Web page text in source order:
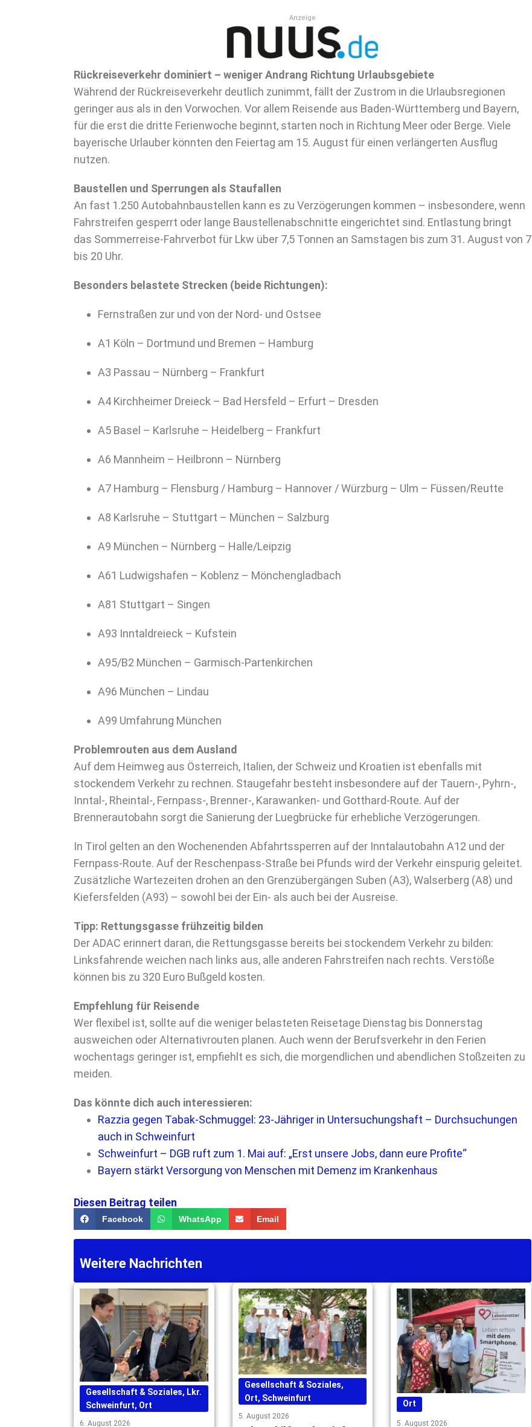
Anzeige
Rückreiseverkehr dominiert – weniger Andrang Richtung Urlaubsgebiete
Während der Rückreiseverkehr deutlich zunimmt, fällt der Zustrom in die Urlaubsregionen
geringer aus als in den Vorwochen. Vor allem Reisende aus Baden-Württemberg und Bayern,
für die erst die dritte Ferienwoche beginnt, starten noch in Richtung Meer oder Berge. Viele
bayerische Urlauber könnten den Feiertag am 15. August für einen verlängerten Ausflug
nutzen.
Baustellen und Sperrungen als Staufallen
An fast 1.250 Autobahnbaustellen kann es zu Verzögerungen kommen – insbesondere, wenn
Fahrstreifen gesperrt oder lange Baustellenabschnitte eingerichtet sind. Entlastung bringt
das Sommerreise-Fahrverbot für Lkw über 7,5 Tonnen an Samstagen bis zum 31. August von 7
bis 20 Uhr.
Besonders belastete Strecken (beide Richtungen):
Fernstraßen zur und von der Nord- und Ostsee
A1 Köln – Dortmund und Bremen – Hamburg
A3 Passau – Nürnberg – Frankfurt
A4 Kirchheimer Dreieck – Bad Hersfeld – Erfurt – Dresden
A5 Basel – Karlsruhe – Heidelberg – Frankfurt
A6 Mannheim – Heilbronn – Nürnberg
A7 Hamburg – Flensburg / Hamburg – Hannover / Würzburg – Ulm – Füssen/Reutte
A8 Karlsruhe – Stuttgart – München – Salzburg
A9 München – Nürnberg – Halle/Leipzig
A61 Ludwigshafen – Koblenz – Mönchengladbach
A81 Stuttgart – Singen
A93 Inntaldreieck – Kufstein
A95/B2 München – Garmisch-Partenkirchen
A96 München – Lindau
A99 Umfahrung München
Problemrouten aus dem Ausland
Auf dem Heimweg aus Österreich, Italien, der Schweiz und Kroatien ist ebenfalls mit
stockendem Verkehr zu rechnen. Staugefahr besteht insbesondere auf der Tauern-, Pyhrn-,
Inntal-, Rheintal-, Fernpass-, Brenner-, Karawanken- und Gotthard-Route. Auf der
Brennerautobahn sorgt die Sanierung der Luegbrücke für erhebliche Verzögerungen.
In Tirol gelten an den Wochenenden Abfahrtssperren auf der Inntalautobahn A12 und der
Fernpass-Route. Auf der Reschenpass-Straße bei Pfunds wird der Verkehr einspurig geleitet.
Zusätzliche Wartezeiten drohen an den Grenzübergängen Suben (A3), Walserberg (A8) und
Kiefersfelden (A93) – sowohl bei der Ein- als auch bei der Ausreise.
Tipp: Rettungsgasse frühzeitig bilden
Der ADAC erinnert daran, die Rettungsgasse bereits bei stockendem Verkehr zu bilden:
Linksfahrende weichen nach links aus, alle anderen Fahrstreifen nach rechts. Verstöße
können bis zu 320 Euro Bußgeld kosten.
Empfehlung für Reisende
Wer flexibel ist, sollte auf die weniger belasteten Reisetage Dienstag bis Donnerstag
ausweichen oder Alternativrouten planen. Auch wenn der Berufsverkehr in den Ferien
wochentags geringer ist, empfiehlt es sich, die morgendlichen und abendlichen Stoßzeiten zu
meiden.
Das könnte dich auch interessieren:
Razzia gegen Tabak-Schmuggel: 23-Jähriger in Untersuchungshaft – Durchsuchungen
auch in Schweinfurt
Schweinfurt – DGB ruft zum 1. Mai auf: „Erst unsere Jobs, dann eure Profite“
Bayern stärkt Versorgung von Menschen mit Demenz im Krankenhaus
Diesen Beitrag teilen
Facebook WhatsApp Email
Weitere Nachrichten
Gesellschaft & Soziales, Lkr.
Schweinfurt, Ort
6. August 2026
Gesellschaft & Soziales,
Ort, Schweinfurt
5. August 2026
Ort
5. August 2026